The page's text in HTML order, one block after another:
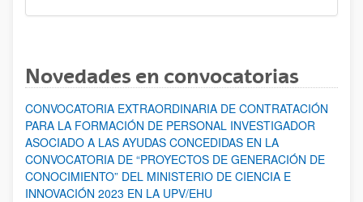
Novedades en convocatorias
CONVOCATORIA EXTRAORDINARIA DE CONTRATACIÓN
PARA LA FORMACIÓN DE PERSONAL INVESTIGADOR
ASOCIADO A LAS AYUDAS CONCEDIDAS EN LA
CONVOCATORIA DE “PROYECTOS DE GENERACIÓN DE
CONOCIMIENTO” DEL MINISTERIO DE CIENCIA E
INNOVACIÓN 2023 EN LA UPV/EHU